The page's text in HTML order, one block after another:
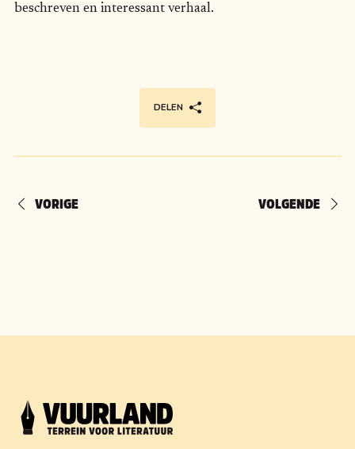
beschreven en interessant verhaal.
DELEN
VORIGE VOLGENDE